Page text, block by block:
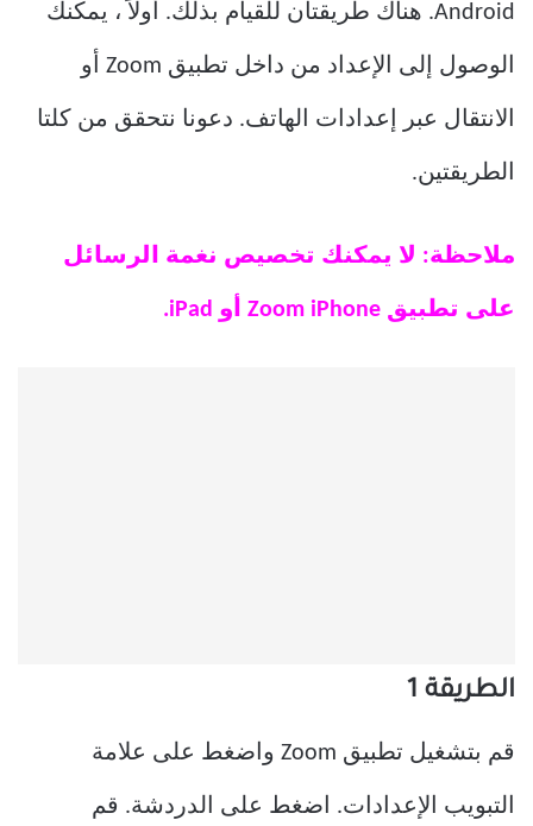
Android. هناك طريقتان للقيام بذلك. أولاً ، يمكنك
الوصول إلى الإعداد من داخل تطبيق Zoom أو
الانتقال عبر إعدادات الهاتف. دعونا نتحقق من كلتا
الطريقتين.
ملاحظة: لا يمكنك تخصيص نغمة الرسائل
على تطبيق Zoom iPhone أو iPad.
الطريقة 1
قم بتشغيل تطبيق Zoom واضغط على علامة
التبويب الإعدادات. اضغط على الدردشة. قم